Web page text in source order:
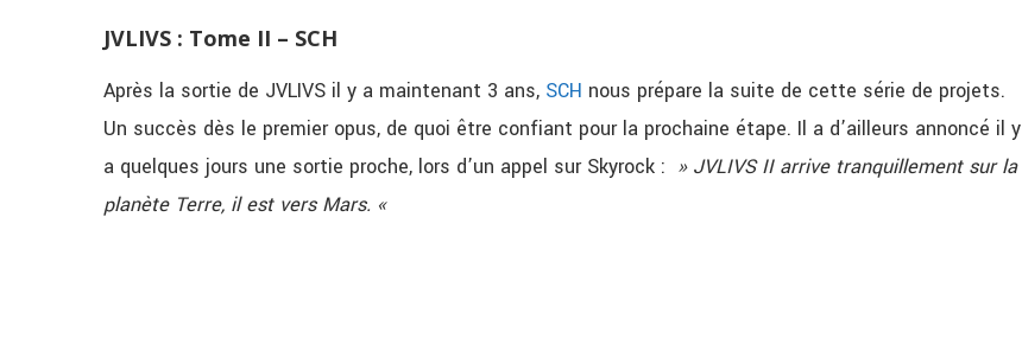
JVLIVS : Tome II – SCH
Après la sortie de JVLIVS il y a maintenant 3 ans, SCH nous prépare la suite de cette série de projets.
Un succès dès le premier opus, de quoi être confiant pour la prochaine étape. Il a d’ailleurs annoncé il y
a quelques jours une sortie proche, lors d’un appel sur Skyrock : » JVLIVS II arrive tranquillement sur la
planète Terre, il est vers Mars. «